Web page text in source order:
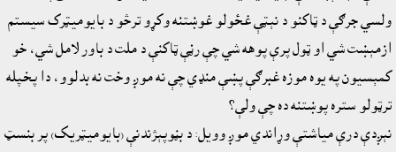
ولسي جرګې د ټاکنو د نېټې غځولو غوښتنه وکړو ترڅو د بايوميټرک سيستم
ازمېښت شي او ټول پرې پوهه شي چې رڼې ټاکنې د ملت د باور لامل شي، خو
کمېسيون په يوه موزه غبرګې پښې منډي چې نه موږ وخت نه بدلوو، دا پخپله
ترټولو ستره پوښتنه ده چې ولې؟
نېږدې درې مياشتې وړاندي موږ وويل: د بڼوپېژندنې (بايوميټريک) پر بنسټ